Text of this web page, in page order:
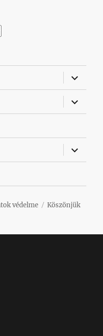
almenü
almenü
almenü
védelme
Köszönjük